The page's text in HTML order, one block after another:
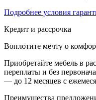
Подробнее условия
Кредит и рассрочка
Воплотите мечту о
Приобретайте мебель в
переплаты и без
— до 12 месяцев с
Преимущества